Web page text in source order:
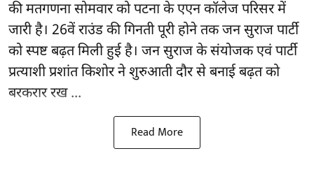
की मतगणना सोमवार को पटना के एएन कॉलेज परिसर में
जारी है। 26वें राउंड की गिनती पूरी होने तक जन सुराज पार्टी
को स्पष्ट बढ़त मिली हुई है। जन सुराज के संयोजक एवं पार्टी
प्रत्याशी प्रशांत किशोर ने शुरुआती दौर से बनाई बढ़त को
बरकरार रख ...
Read More